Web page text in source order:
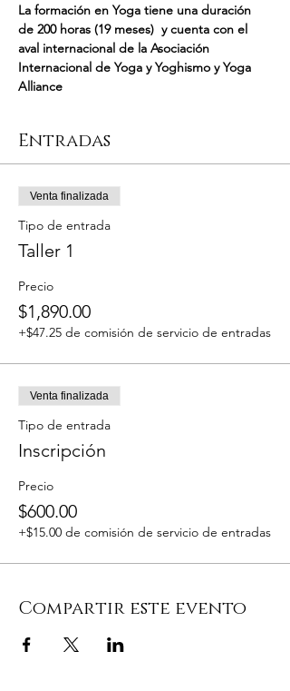
La formación en Yoga tiene una duración
de 200 horas (19 meses)  y cuenta con el
aval internacional de la Asociación
Internacional de Yoga y Yoghismo y Yoga
Alliance
Entradas
Venta finalizada
Tipo de entrada
Taller 1
Precio
$1,890.00
+$47.25 de comisión de servicio de entradas
Venta finalizada
Tipo de entrada
Inscripción
Precio
$600.00
+$15.00 de comisión de servicio de entradas
Compartir este evento